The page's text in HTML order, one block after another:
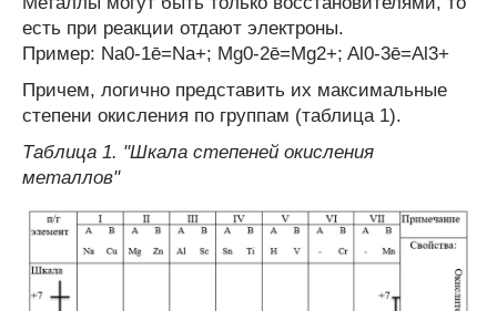
есть при реакции отдают электроны.
Пример: Na0-1ē=Na+; Mg0-2ē=Mg2+; Al0-3ē=Al3+
Причем, логично представить их максимальные
степени окисления по группам (таблица 1).
Таблица 1. "Шкала степеней окисления
металлов"